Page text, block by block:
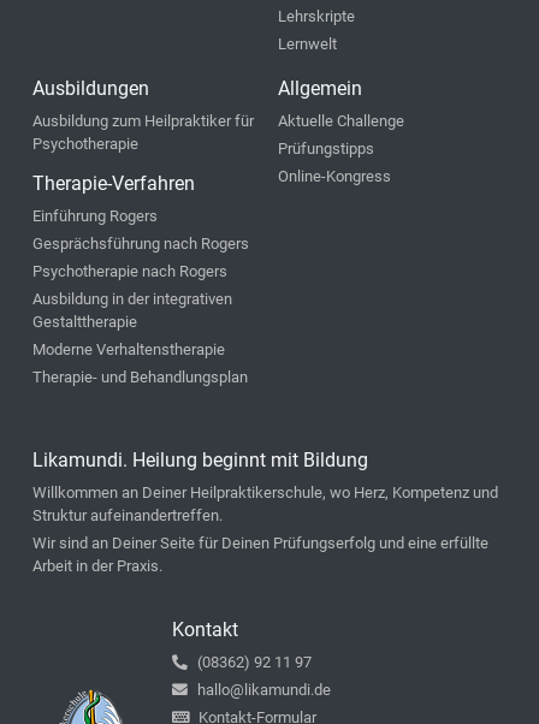
Lehrskripte
Lernwelt
Ausbildungen
Ausbildung zum Heilpraktiker für
Psychotherapie
Therapie-Verfahren
Einführung Rogers
Gesprächsführung nach Rogers
Psychotherapie nach Rogers
Ausbildung in der integrativen
Gestalttherapie
Moderne Verhaltenstherapie
Therapie- und Behandlungsplan
Allgemein
Aktuelle Challenge
Prüfungstipps
Online-Kongress
Likamundi. Heilung beginnt mit Bildung
Willkommen an Deiner Heilpraktikerschule, wo Herz, Kompetenz und
Struktur aufeinandertreffen.
Wir sind an Deiner Seite für Deinen Prüfungserfolg und eine erfüllte
Arbeit in der Praxis.
Kontakt
(08362) 92 11 97
hallo@likamundi.de
Kontakt-Formular